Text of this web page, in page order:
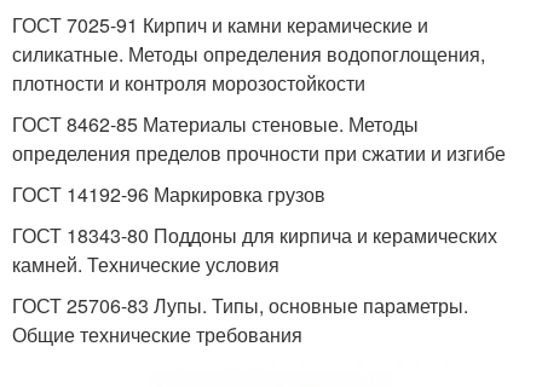
ГОСТ 7025-91 Кирпич и камни керамические и
силикатные. Методы определения водопоглощения,
плотности и контроля морозостойкости
ГОСТ 8462-85 Материалы стеновые. Методы
определения пределов прочности при сжатии и изгибе
ГОСТ 14192-96 Маркировка грузов
ГОСТ 18343-80 Поддоны для кирпича и керамических
камней. Технические условия
ГОСТ 25706-83 Лупы. Типы, основные параметры.
Общие технические требования